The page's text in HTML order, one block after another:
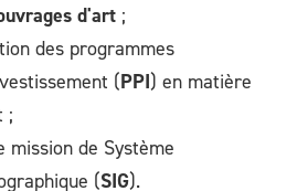
d'art ;
des programmes
(PPI) en matière
;
mission de Système
(SIG).